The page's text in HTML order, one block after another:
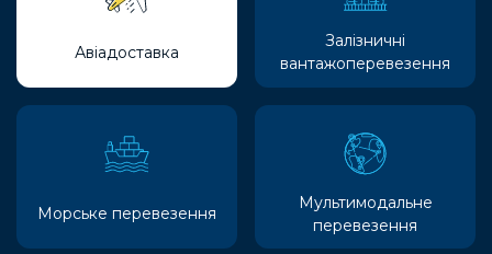
Авіадоставка
Залізничні
вантажоперевезення
Морське перевезення
Мультимодальне
перевезення